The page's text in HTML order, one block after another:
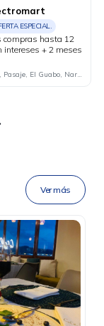
ESPECIAL.
compras hasta 12
intereses + 2 meses
Machala, Pasaje, El Guabo, Naranjal
en una
Ver más